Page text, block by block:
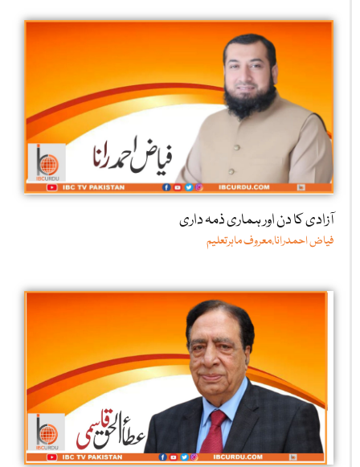
آزادی کا دن اور ہماری ذمہ داری
فیاض احمدرانا،معروف ماہرتعلیم